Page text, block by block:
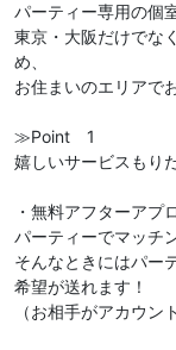
パーティー専用の個
東京・大阪だけでな
め、
お住まいのエリアで
≫Point 1
嬉しいサービスもり
・無料アフターアプ
パーティーでマッチ
そんなときにはパー
希望が送れます！
（お相手がアカウン